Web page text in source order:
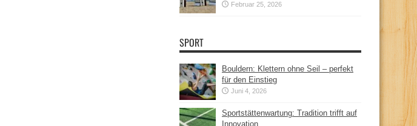
Februar 25, 2026
SPORT
Bouldern: Klettern ohne Seil – perfekt
für den Einstieg
Juni 4, 2026
Sportstättenwartung: Tradition trifft auf
Innovation